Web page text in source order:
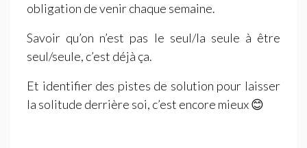
obligation de venir chaque semaine.
Savoir qu’on n’est pas le seul/la seule à être
seul/seule, c’est déjà ça.
Et identifier des pistes de solution pour laisser
la solitude derrière soi, c’est encore mieux 😊